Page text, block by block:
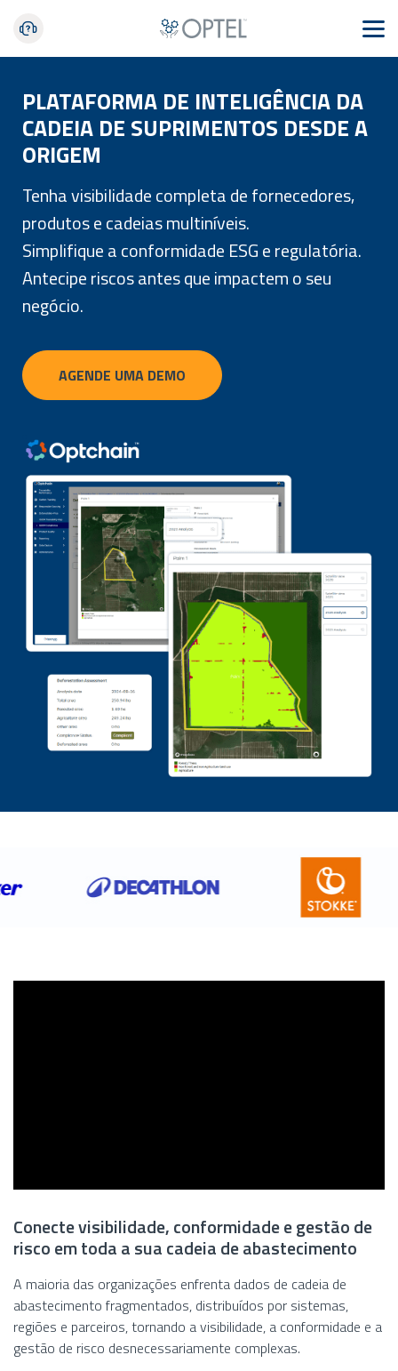
PLATAFORMA DE INTELIGÊNCIA DA
CADEIA DE SUPRIMENTOS DESDE A
ORIGEM
Tenha visibilidade completa de fornecedores,
produtos e cadeias multiníveis.
Simplifique a conformidade ESG e regulatória.
Antecipe riscos antes que impactem o seu
negócio.
AGENDE UMA DEMO
Conecte visibilidade, conformidade e gestão de
risco em toda a sua cadeia de abastecimento
A maioria das organizações enfrenta dados de cadeia de
abastecimento fragmentados, distribuídos por sistemas,
regiões e parceiros, tornando a visibilidade, a conformidade e a
gestão de risco desnecessariamente complexas.